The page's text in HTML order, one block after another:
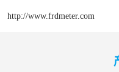
http://www.frdmeter.com